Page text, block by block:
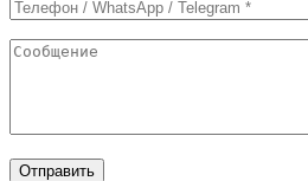
Отправить